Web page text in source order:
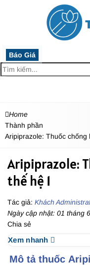
Báo Giá
Home
Thành phần
Aripiprazole: Thuốc chống
Aripiprazole:
thế hệ 1
Tác giả: Khách
Ngày cập nhật: 01 tháng
Chia sẻ
Xem nhanh
Mô tả thuốc